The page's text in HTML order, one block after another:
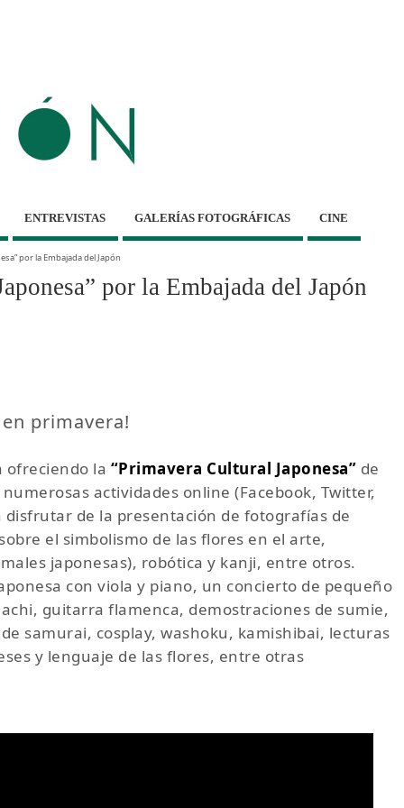
ENTREVISTAS GALERÍAS FOTOGRÁFICAS CINE
por la Embajada del Japón
por la Embajada del Japón
primavera!
ofreciendo la “Primavera Cultural Japonesa” de
actividades online (Facebook, Twitter,
de la presentación de fotografías de
el simbolismo de las flores en el arte,
japonesas), robótica y kanji, entre otros.
con viola y piano, un concierto de pequeño
guitarra flamenca, demostraciones de sumie,
samurai, cosplay, washoku, kamishibai, lecturas
y lenguaje de las flores, entre otras